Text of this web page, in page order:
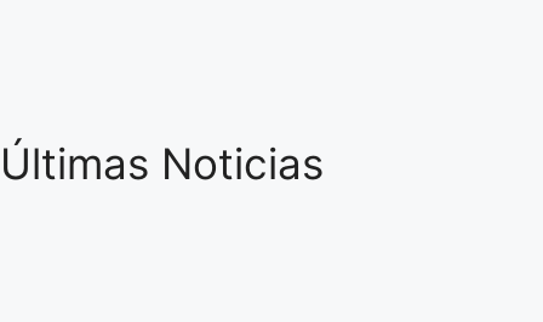
Últimas Noticias